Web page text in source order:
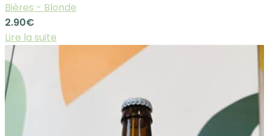
Bières - Blonde
2.90€
Lire la suite